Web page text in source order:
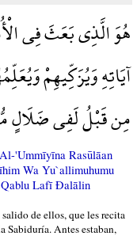
هُوَ الَّذِي بَعَثَ فِي
آيَاتِهِ وَيُزَكِّيهِمْ
مِن قَبْلُ لَفِي ضَلَالٍ
'Ummīyīna Rasūlāan
Wa Yu`allimuhumu
Lafī Đalālin
de ellos, que les recita
Sabiduría. Antes estaban,